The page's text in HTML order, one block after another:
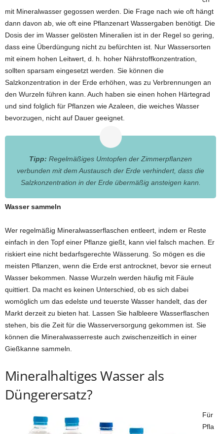
mit Mineralwasser gegossen werden. Die Frage nach wie oft hängt
dann davon ab, wie oft eine Pflanzenart Wassergaben benötigt. Die
Dosis der im Wasser gelösten Mineralien ist in der Regel so gering,
dass eine Überdüngung nicht zu befürchten ist. Nur Wassersorten
mit einem hohen Leitwert, d. h. hoher Nährstoffkonzentration,
sollten sparsam eingesetzt werden. Sie können die
Salzkonzentration in der Erde erhöhen, was zu Verbrennungen an
den Wurzeln führen kann. Auch haben sie einen hohen Härtegrad
und sind folglich für Pflanzen wie Azaleen, die weiches Wasser
bevorzugen, nicht auf Dauer geeignet.
Tipp: Regelmäßiges Umtopfen der Zimmerpflanzen
verbunden mit dem Austausch der Erde verhindert, dass die
Salzkonzentration in der Erde übermäßig ansteigen kann.
Wasser sammeln
Wer regelmäßig Mineralwasserflaschen entleert, indem er Reste
einfach in den Topf einer Pflanze gießt, kann viel falsch machen. Er
riskiert eine nicht bedarfsgerechte Wässerung. So mögen es die
meisten Pflanzen, wenn die Erde erst antrocknet, bevor sie erneut
Wasser bekommen. Nasse Wurzeln werden häufig mit Fäule
quittiert. Da macht es keinen Unterschied, ob es sich dabei
womöglich um das edelste und teuerste Wasser handelt, das der
Markt derzeit zu bieten hat. Lassen Sie halbleere Wasserflaschen
stehen, bis die Zeit für die Wasserversorgung gekommen ist. Sie
können die Mineralwasserreste auch zwischenzeitlich in einer
Gießkanne sammeln.
Mineralhaltiges Wasser als
Düngerersatz?
Für
Pfla